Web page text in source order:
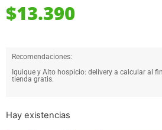
$13.390
Recomendaciones:
Iquique y Alto hospicio: delivery a calcular al
tienda gratis.
Hay existencias